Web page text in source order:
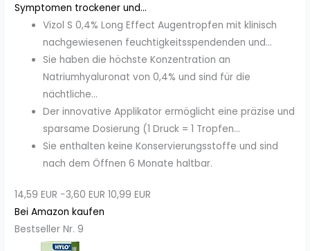
Symptomen trockener und...
Vizol S 0,4% Long Effect Augentropfen mit klinisch
nachgewiesenen feuchtigkeitsspendenden und...
Sie haben die höchste Konzentration an
Natriumhyaluronat von 0,4% und sind für die
nächtliche...
Der innovative Applikator ermöglicht eine präzise und
sparsame Dosierung (1 Druck = 1 Tropfen...
Sie enthalten keine Konservierungsstoffe und sind
nach dem Öffnen 6 Monate haltbar.
14,59 EUR −3,60 EUR 10,99 EUR
Bei Amazon kaufen
Bestseller Nr. 9